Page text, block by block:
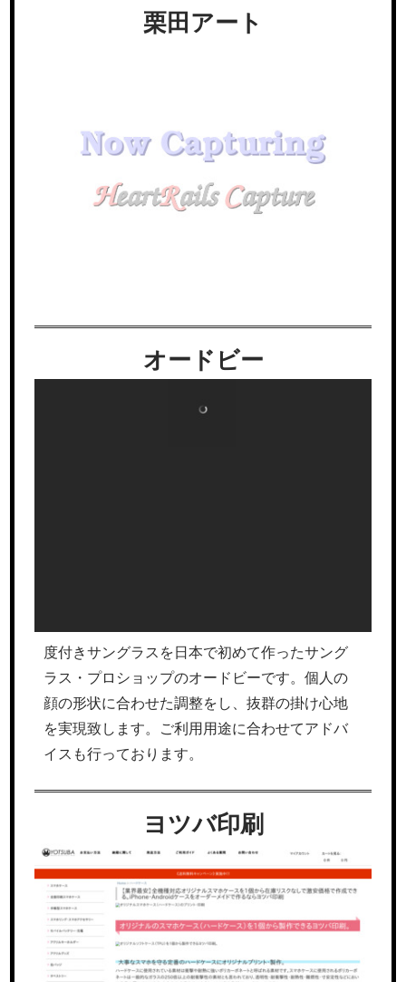
栗田アート
オードビー
度付きサングラスを日本で初めて作ったサング
ラス・プロショップのオードビーです。個人の
顔の形状に合わせた調整をし、抜群の掛け心地
を実現致します。ご利用用途に合わせてアドバ
イスも行っております。
ヨツバ印刷